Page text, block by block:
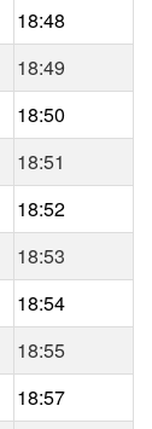
18:48
18:49
18:50
18:51
18:52
18:53
18:54
18:55
18:57